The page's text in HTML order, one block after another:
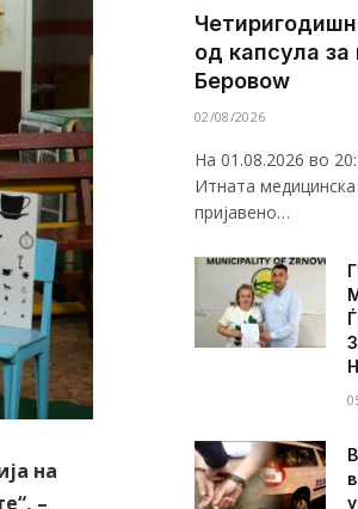
на
–
од капсула
Беровоw
02/08/2026
На 01.08.2026 во
Итната
пријавено…